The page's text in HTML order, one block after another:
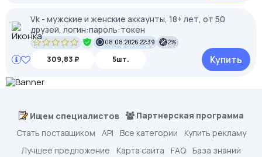
Vk - мужские и женские аккаунты, 18+ лет, от 50
друзей, логин:пароль:токен
08.08.2026 22:39 2%
309,83 ₽ 5шт. Купить
Ищем специалистов
Партнерская программа
Стать поставщиком
API Все категории
Купить рекламу
Лучшее предложение
Карта сайта FAQ
База знаний